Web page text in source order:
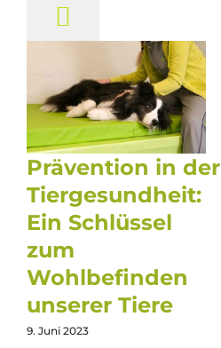
Prävention in der
Tiergesundheit:
Ein Schlüssel
zum
Wohlbefinden
unserer Tiere
9. Juni 2023